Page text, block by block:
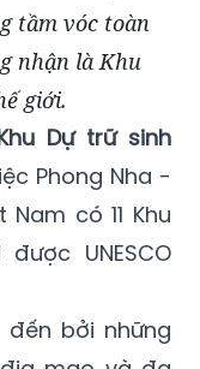
tầm vóc toàn
nhận là Khu
giới.
Dự trữ sinh
Phong Nha -
có 11 Khu
UNESCO
bởi những